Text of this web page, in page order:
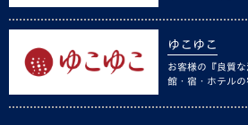
ゆこゆこ
お客様の『良質
館・宿・ホテル